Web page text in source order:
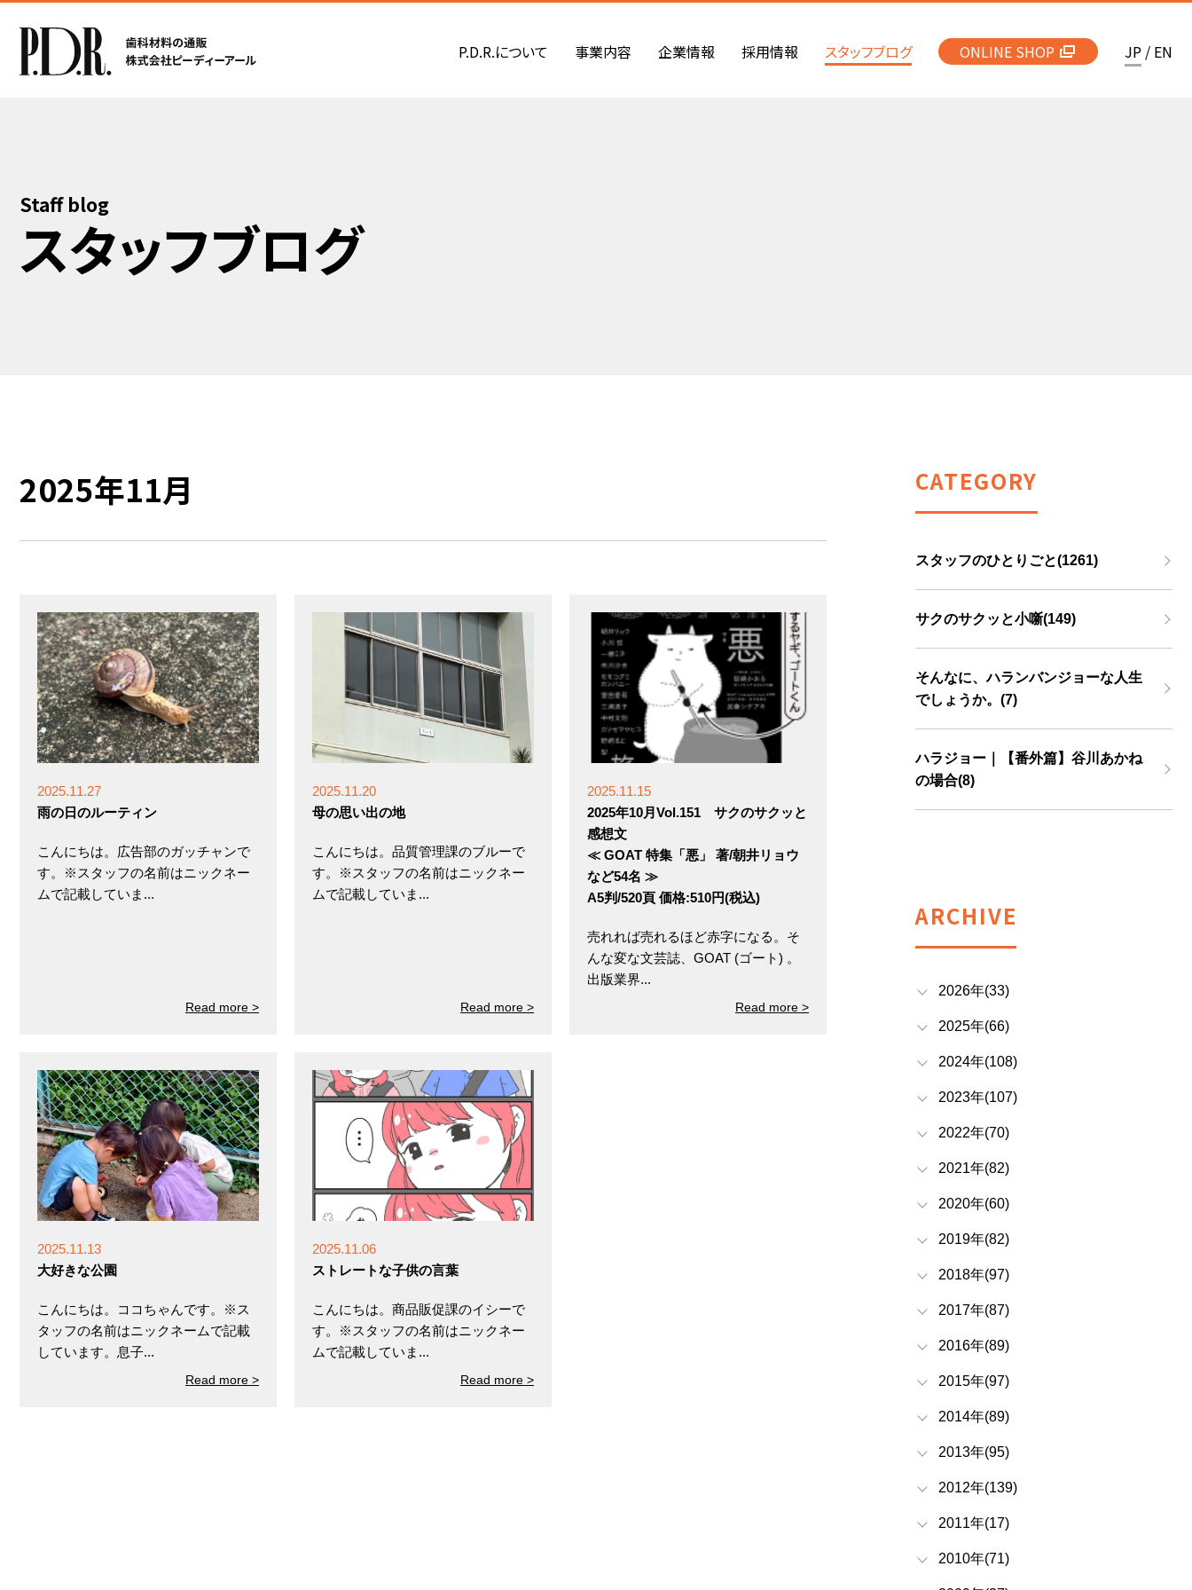
P.D.R.について 事業内容 企業情報 採用情報 スタッフブログ ONLINE SHOP JP / EN
Staff blog
スタッフブログ
2025年11月
2025.11.27
雨の日のルーティン
こんにちは。広告部のガッチャンで
す。※スタッフの名前はニックネー
ムで記載していま...
Read more >
2025.11.20
母の思い出の地
こんにちは。品質管理課のブルーで
す。※スタッフの名前はニックネー
ムで記載していま...
Read more >
2025.11.15
2025年10月Vol.151 サクのサクッと
感想文
≪ GOAT 特集「悪」 著/朝井リョウ
など54名 ≫
A5判/520頁 価格:510円(税込)
売れれば売れるほど赤字になる。そ
んな変な文芸誌、GOAT (ゴート) 。
出版業界...
Read more >
2025.11.13
大好きな公園
こんにちは。ココちゃんです。※ス
タッフの名前はニックネームで記載
しています。息子...
Read more >
2025.11.06
ストレートな子供の言葉
こんにちは。商品販促課のイシーで
す。※スタッフの名前はニックネー
ムで記載していま...
Read more >
CATEGORY
スタッフのひとりごと(1261)
サクのサクッと小噺(149)
そんなに、ハランバンジョーな人生
でしょうか。(7)
ハラジョー｜【番外篇】谷川あかね
の場合(8)
ARCHIVE
2026年(33)
2025年(66)
2024年(108)
2023年(107)
2022年(70)
2021年(82)
2020年(60)
2019年(82)
2018年(97)
2017年(87)
2016年(89)
2015年(97)
2014年(89)
2013年(95)
2012年(139)
2011年(17)
2010年(71)